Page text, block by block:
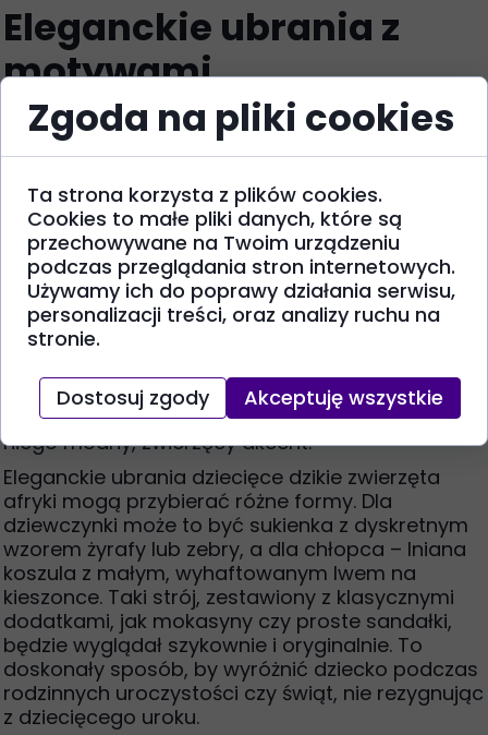
Eleganckie ubrania z
motywami
afrykańskimi: na
specjalne okazje
Motywy dzikich zwierząt mogą być również
częścią eleganckiej garderoby dziecięcej.
Kluczem jest subtelność i wysoka jakość
materiałów. Zamiast dużych, kolorowych
nadruków, w stylizacjach na specjalne okazje
lepiej sprawdzą się delikatne wzory,
minimalistyczne hafty lub printy utrzymane w
stonowanej, monochromatycznej kolorystyce.
Takie podejście pozwala zachować odświętny
charakter stroju, jednocześnie przemycając do
niego modny, zwierzęcy akcent.
Eleganckie ubrania dziecięce dzikie zwierzęta
afryki mogą przybierać różne formy. Dla
dziewczynki może to być sukienka z dyskretnym
wzorem żyrafy lub zebry, a dla chłopca – lniana
koszula z małym, wyhaftowanym lwem na
kieszonce. Taki strój, zestawiony z klasycznymi
dodatkami, jak mokasyny czy proste sandałki,
będzie wyglądał szykownie i oryginalnie. To
doskonały sposób, by wyróżnić dziecko podczas
rodzinnych uroczystości czy świąt, nie rezygnując
z dziecięcego uroku.
Zgoda na pliki cookies
Ta strona korzysta z plików cookies.
Cookies to małe pliki danych, które są
przechowywane na Twoim urządzeniu
podczas przeglądania stron internetowych.
Używamy ich do poprawy działania serwisu,
personalizacji treści, oraz analizy ruchu na
stronie.
Dostosuj zgody Akceptuję wszystkie